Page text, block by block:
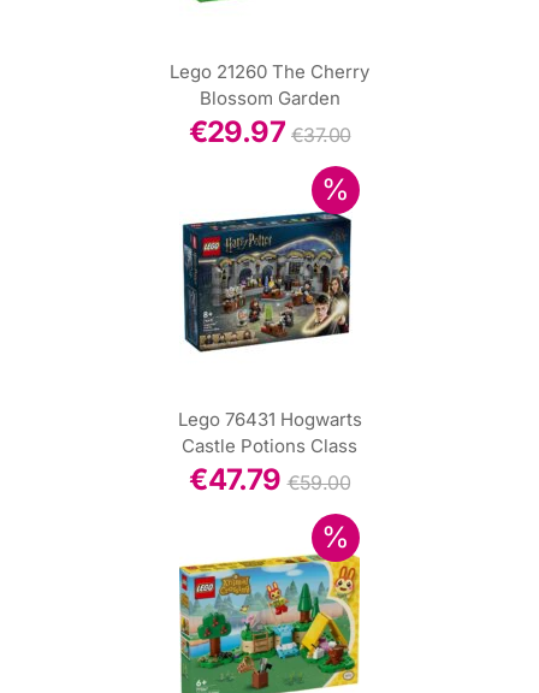
Lego 21260 The Cherry
Blossom Garden
€29.97 €37.00
Lego 76431 Hogwarts
Castle Potions Class
€47.79 €59.00